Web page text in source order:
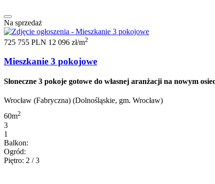
Na sprzedaż
725 755 PLN 12 096 zł/m2
Mieszkanie 3 pokojowe
Słoneczne 3 pokoje gotowe do własnej aranżacji na nowym
Wrocław (Fabryczna) (Dolnośląskie, gm. Wrocław)
60m2
3
1
Balkon:
Ogród:
Piętro: 2 / 3